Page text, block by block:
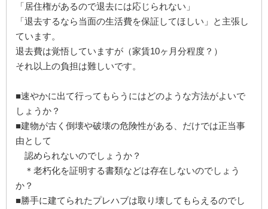
「居住権があるので退去には応じられない」
「退去するなら当面の生活費を保証してほしい」と主張し
ています。
退去費は覚悟していますが（家賃10ヶ月分程度？）
それ以上の負担は難しいです。
■速やかに出て行ってもらうにはどのような方法がよいで
しょうか？
■建物が古く倒壊や破壊の危険性がある、だけでは正当事
由として
認められないのでしょうか？
＊老朽化を証明する書類などは存在しないのでしょう
か？
■勝手に建てられたプレハブは取り壊してもらえるのでし